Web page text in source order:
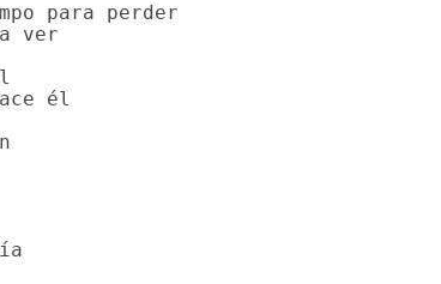
para perder
ver
él